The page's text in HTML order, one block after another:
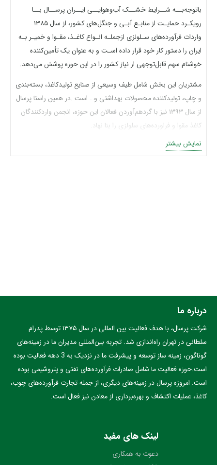
باتوجه‌بــه شــرایط خشــک آب‌وهوایــی ایــران پرســال بــا
رویکـرد حمایـت از منابـع آبـی و جنگل‌های کشور، از سال ۱۳۸۵
واردات فرآورده‌­های سـلولزی ازجملـه انـواع کاغـذ، مقـوا و خمیـر بـه
ایران را دستور کار خود قرار داده‌ ­اسـت و به عنوان یک تأمین­‌کننده
خوش­نام سهم قابل‌توجهی از نیاز کشور را در این حوزه پوشش می­‌دهد.
مشتریان این بخش شامل طیف وسیعی از صنایع تولیدکاغذ، بسته‌­بندی
و چاپ، تولیدکننده محصولات بهداشتی و… است .در همین راستا پرسال
از سال ۱۳۹۳ نیز با گردهم‌آوردن فعالان این حوزه، انجمن واردکنندگان
کاغذ مقوا و فراورده‌­های سلولزی را بنا نهاد.
انواع فرآورده‌های سلولزی
کاربرد انواع کاغذ و مقوا
یکی از مهمترین و اصلی ترین مواد فرآورده‌های سلولزی، کاغذ و مقوا،
تیشو سازی و محصولات بهداشتی و … خمیر کاغذ الیاف نام برد که در
انواع خمیر کاغذ الیاف بلند و خمیر کاغذ الیاف کوتاه مورد استفاده قرار
می گیرد و جز مواد اولیه در صنعت کاغذ محسوب می شود.
از کشورهای تولید کننده کاغذ میتوان به کشورهای آمریکایی، اندونزی و
روسیه و کانادا و برخی کشورهای اروپایی اشاره کرد. که پرسال با
واردات کاغذ و مقوا از کشور چین، اتریش، روسیه جز بزرگترین
است که مورد ارزیابی قرار می گیرد و از شاخص‌های مهم آن طول الیاف
و میزان روشنایی الیاف است.
نمایش بیشتر
درباره ما
شرکت پرسال، با هدف فعالیت بین المللی در سال ۱۳۷۵ توسط پدرام
سلطانی در تهران راه‌اندازی شد. تجربه بین‌المللی مدیران ما در زمینه‌های
گوناگون، زمینه ساز توسعه و پیشرفت ما در نزدیک به 3 دهه فعالیت بوده
است.حوزه فعالیت ما شامل صادرات فرآورده‌های نفتی و پتروشیمی بوده
است. امروزه پرسال در زمینه‌های دیگری، از جمله تجارت فرآورده‌های چوب،
کاغذ، عملیات اکتشاف و بهره‌برداری از معادن نیز فعال است.
لینک های مفید
دعوت به همکاری